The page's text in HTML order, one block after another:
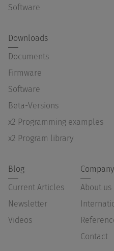
Software
Downloads
Documents
Firmware
Software
Beta-Versions
x2 Programming examples
x2 Program library
Blog
Current Articles
Newsletter
Videos
Company
About us
Contact